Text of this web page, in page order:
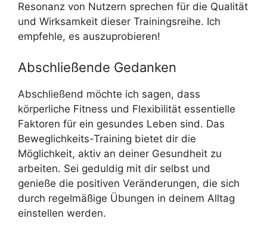
Resonanz von Nutzern sprechen für die Qualität
und Wirksamkeit dieser Trainingsreihe. Ich
empfehle, es auszuprobieren!
Abschließende Gedanken
Abschließend möchte ich sagen, dass
körperliche Fitness und Flexibilität essentielle
Faktoren für ein gesundes Leben sind. Das
Beweglichkeits-Training bietet dir die
Möglichkeit, aktiv an deiner Gesundheit zu
arbeiten. Sei geduldig mit dir selbst und
genieße die positiven Veränderungen, die sich
durch regelmäßige Übungen in deinem Alltag
einstellen werden.